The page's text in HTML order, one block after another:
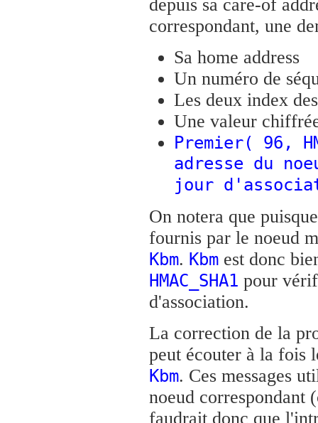
depuis sa care-of
correspondant, une
Sa home address
Un numéro de
Les deux index
Une valeur
Premier( 96,
adresse du
jour
On notera que
fournis par le noeud
Kbm. Kbm est donc
HMAC_SHA1 pour
d'association.
La correction de la
peut écouter à la fois
Kbm. Ces messages
noeud
faudrait donc que